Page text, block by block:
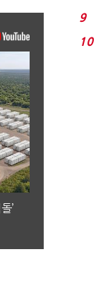
’
9
10